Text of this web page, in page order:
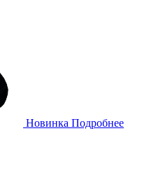
Новинка Подробнее